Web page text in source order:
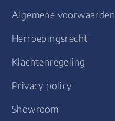
Algemene voorwaarden
Herroepingsrecht
Klachtenregeling
Privacy policy
Showroom